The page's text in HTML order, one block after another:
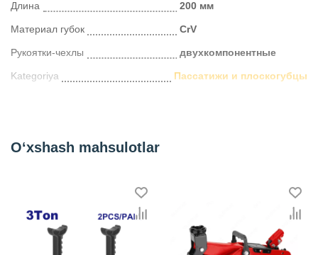
Длина 200 мм
Материал губок CrV
Рукоятки-чехлы двухкомпонентные
Kategoriya Пассатижи и плоскогубцы
O‘xshash mahsulotlar